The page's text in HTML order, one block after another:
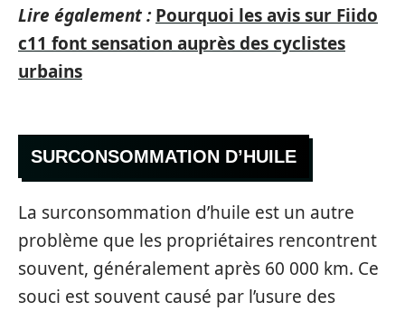
Lire également : Pourquoi les avis sur Fiido
c11 font sensation auprès des cyclistes
urbains
SURCONSOMMATION D’HUILE
La surconsommation d’huile est un autre
problème que les propriétaires rencontrent
souvent, généralement après 60 000 km. Ce
souci est souvent causé par l’usure des